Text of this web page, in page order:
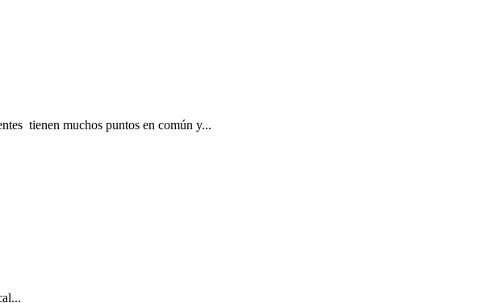
tienen muchos puntos en común y...